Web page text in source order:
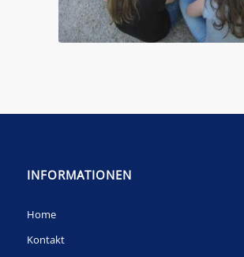
INFORMATIONEN
Home
Kontakt